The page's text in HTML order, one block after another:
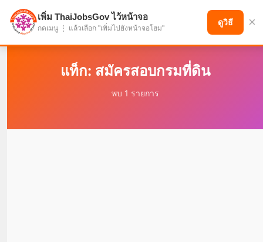
แบ่งปันโอกาส เพื่ออนาคตที่ก้าวหน้า
แท็ก: สมัครสอบกรมที่ดิน
พบ 1 รายการ
เพิ่ม ThaiJobsGov ไว้หน้าจอ
กดเมนู ⋮ แล้วเลือก "เพิ่มไปยังหน้าจอโฮม"
ดูวิธี ×